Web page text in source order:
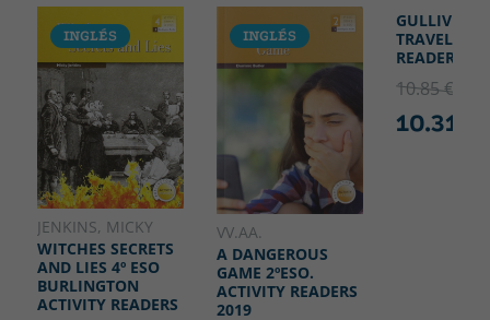
INGLÉS
JENKINS, MICKY
WITCHES SECRETS
AND LIES 4º ESO
BURLINGTON
ACTIVITY READERS
INGLÉS
VV.AA.
A DANGEROUS
GAME 2ºESO.
ACTIVITY READERS
2019
INGLÉS
GULLIVER'S
TRAVELS 1º
READERS
10.85 €
10.31 €